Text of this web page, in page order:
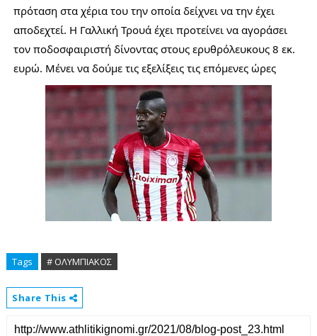
πρόταση στα χέρια του την οποία δείχνει να την έχει
αποδεχτεί. Η Γαλλική Τρουά έχει προτείνει να αγοράσει
τον ποδοσφαιριστή δίνοντας στους ερυθρόλευκους 8 εκ.
ευρώ. Μένει να δούμε τις εξελίξεις τις επόμενες ώρες
Tags # ΟΛΥΜΠΙΑΚΟΣ
Share This